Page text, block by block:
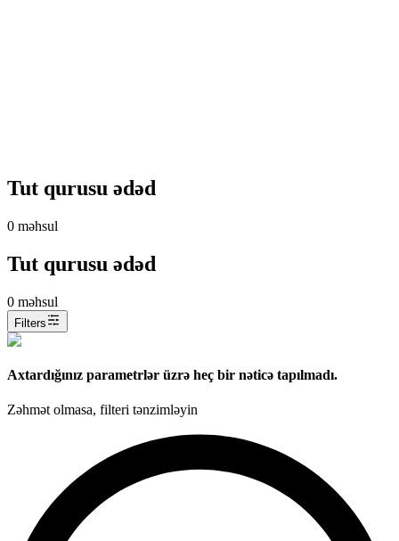
Tut qurusu ədəd
0 məhsul
Tut qurusu ədəd
0 məhsul
Filters
Axtardığınız parametrlər üzrə heç bir nəticə tapılmadı.
Zəhmət olmasa, filteri tənzimləyin